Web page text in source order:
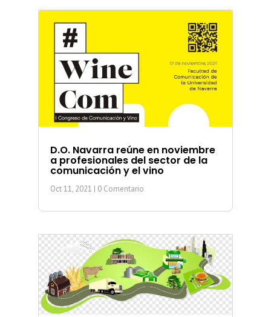
D.O. Navarra reúne en noviembre
a profesionales del sector de la
comunicación y el vino
Oct 11, 2021 | 0 Comentario